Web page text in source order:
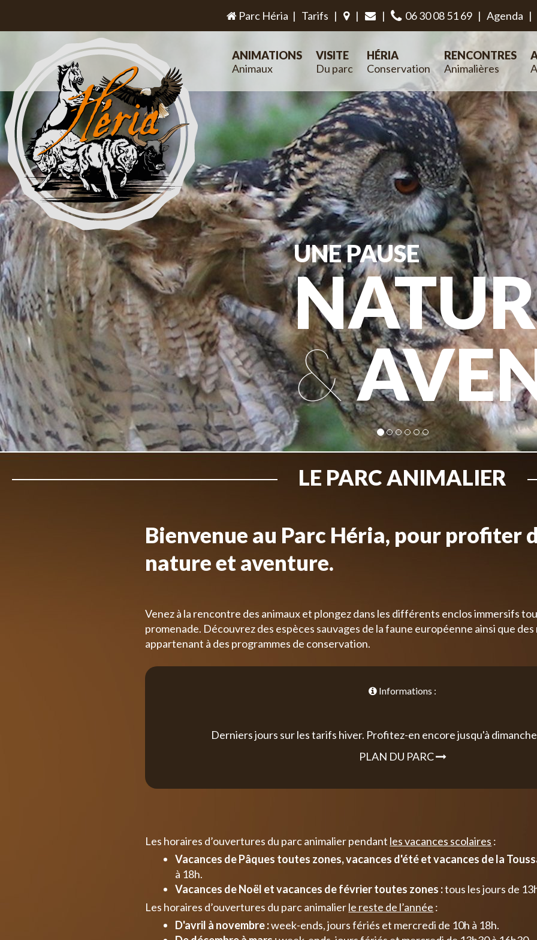
Parc Héria | Tarifs | | | 06 30 08 51 69 | Agenda |
UNE PAUSE
&
ANIMATIONS
Animaux
VISITE
Du parc
HÉRIA
Conservation
RENCONTRES
Animalières
LE PARC ANIMALIER
Bienvenue au Parc Héria, pour profiter
nature et aventure.
Venez à la rencontre des animaux et plongez dans les différents enclos immersifs
promenade. Découvrez des espèces sauvages de la faune européenne ainsi que
appartenant à des programmes de conservation.
Informations :
Derniers jours sur les tarifs hiver. Profitez-en encore jusqu'à
PLAN DU PARC
Les horaires d’ouvertures du parc animalier pendant les vacances scolaires :
Vacances de Pâques toutes zones, vacances d'été et vacances de la
à 18h.
Vacances de Noël et vacances de février toutes zones :tous les jours de
Les horaires d’ouvertures du parc animalierle reste de l’année :
D'avril à novembre :week-ends, jours fériés et mercredi de 10h à 18h.